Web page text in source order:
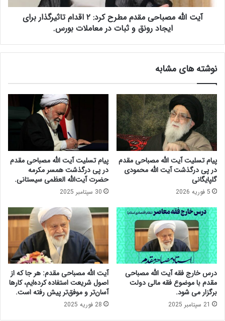
پ
ش
ا
د
ی
د
و
ل
ت
س
ی
ز
د
ه
م
م
ع
ت
د
ل
و
ب
ص
ی
ق
م
ط
ر
ح
ک
ر
د
:
۲
ا
ق
د
ا
م
ت
ا
ث
ی
ر
گ
آیت الله مصباحی مقدم مطرح کرد: ۲ اقدام تاثیرگذار برای
ایجاد رونق و ثبات در معاملات بورس.
نوشته های مشابه
پیام تسلیت آیت الله مصباحی مقدم
در پی درگذشت آیت الله محمودی
گلپایگانی
5 فوریه 2026
پیام تسلیت آیت الله مصباحی مقدم
در پی درگذشت همسر مکرمه
حضرت آیت‌الله العظمی سیستانی.
30 سپتامبر 2025
درس خارج فقه آیت الله مصباحی
مقدم با موضوع فقه مالی دولت
برگزار می شود.
21 سپتامبر 2025
آیت الله مصباحی مقدم: هر جا که از
اصول شریعت استفاده کرده‌ایم، کارها
آسان‌تر و موفق‌تر پیش رفته است.
28 فوریه 2025